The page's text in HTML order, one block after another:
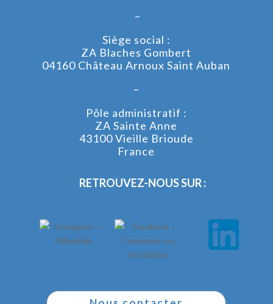
–
Siège social :
ZA Blaches Gombert
04160 Château Arnoux Saint Auban
–
Pôle administratif :
ZA Sainte Anne
43100 Vieille Brioude
France
RETROUVEZ-NOUS SUR :